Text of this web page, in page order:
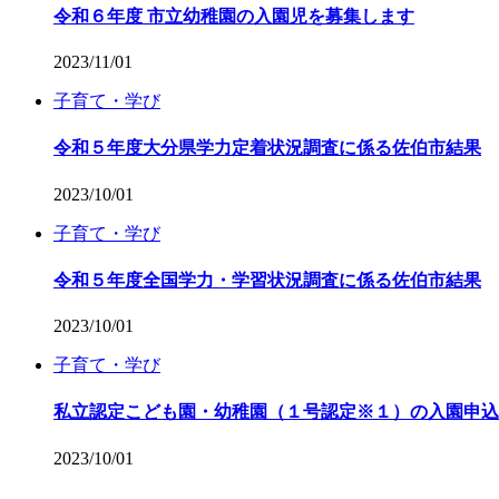
令和６年度 市立幼稚園の入園児を募集します
2023/11/01
子育て・学び
令和５年度大分県学力定着状況調査に係る佐伯市結果
2023/10/01
子育て・学び
令和５年度全国学力・学習状況調査に係る佐伯市結果
2023/10/01
子育て・学び
私立認定こども園・幼稚園（１号認定※１）の入園申
2023/10/01